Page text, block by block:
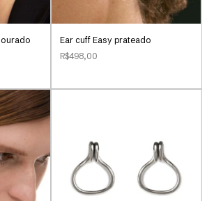
Ear cuff Easy prateado
R$498,00